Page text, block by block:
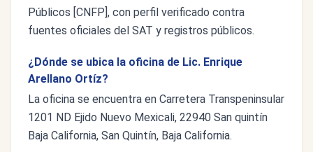
Públicos [CNFP], con perfil verificado contra
fuentes oficiales del SAT y registros públicos.
¿Dónde se ubica la oficina de Lic. Enrique
Arellano Ortíz?
La oficina se encuentra en Carretera Transpeninsular
1201 ND Ejido Nuevo Mexicali, 22940 San quintín
Baja California, San Quintín, Baja California.